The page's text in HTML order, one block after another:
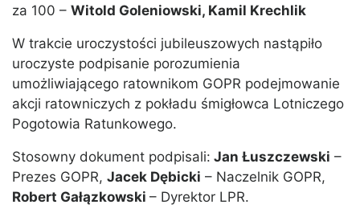
za 100 – Witold Goleniowski, Kamil Krechlik
W trakcie uroczystości jubileuszowych nastąpiło
uroczyste podpisanie porozumienia
umożliwiającego ratownikom GOPR podejmowanie
akcji ratowniczych z pokładu śmigłowca Lotniczego
Pogotowia Ratunkowego.
Stosowny dokument podpisali: Jan Łuszczewski –
Prezes GOPR, Jacek Dębicki – Naczelnik GOPR,
Robert Gałązkowski – Dyrektor LPR.